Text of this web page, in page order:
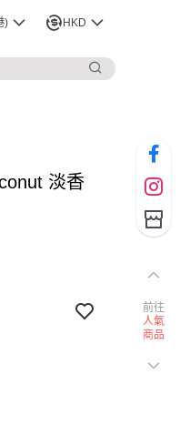
) HKD
淡香
前往
人氣
商品